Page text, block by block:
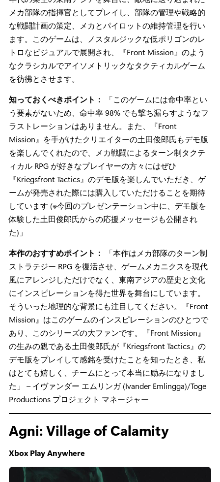
日本では『コーヒートーク』でおなじみ、インドネシア
の Toge Productions からは、これまでの作風から大きく
変わった新作『Kriegsfront Tactics』が発表されました。
本作は、古典的な戦略要素とメカ戦闘を組み合わせた、
プロシージャルなターン制タクティカル RPG です。1970
年代の架空の東南アジアを舞台に、敵地に送り込まれた
メカ部隊の指揮官としてプレイし、部隊の管理や戦略的
な戦闘計画の策定、メカとパイロットの維持管理を行い
ます。このゲームは、ノスタルジックな低ポリゴンのレ
トロなビジュアルで展開され、『Front Mission』のよう
なクラシカルでアイソメトリックなタクティカルゲーム
を彷彿とさせます。
知っておくべきポイント：「このゲームには命中率とい
う要素がないため、命中率 98% でも撃ち漏らすようなフ
ラストレーションはありません。また、『Front
Mission』を手がけたクリエイターの土田俊郎氏もデモ版
を楽しんでくれたので、メカ戦闘によるターン制タクテ
ィカル RPG が好きなプレイヤーの方々にはぜひ
『Kriegsfront Tactics』のデモ版を楽しんでいただき、ゲ
ームが発売された際には購入していただけることを期待
しています (※今回のプレゼンテーション中に、デモ版を
体験した土田俊郎氏からの応援メッセージも公開され
た)」
本作のおすすめポイント：「本作はメカ部隊のターン制
ストラテジー RPG を復活させ、ゲームメカニクスを現代
風にアレンジしただけでなく、東南アジアの歴史と文化
にインスピレーションを得た世界を舞台にしています。
Mission』はこのゲームのインスピレーションのひとつで
の生みの親である土田俊郎氏が『Kriegsfront Tactics』の
デモ版をプレイして感銘を受けたことを知ったとき、私